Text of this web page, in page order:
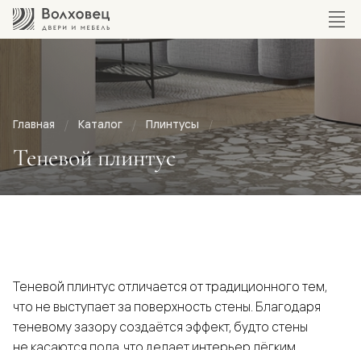
Главная Каталог Плинтусы
Теневой плинтус
Теневой плинтус отличается от традиционного тем,
что не выступает за поверхность стены. Благодаря
теневому зазору создаётся эффект, будто стены
не касаются пола, что делает интерьер лёгким